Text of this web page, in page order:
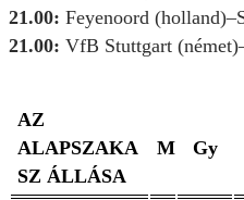
21.00: Feyenoord
21.00: VfB Stuttgart
AZ
ALAPSZAKA
SZ ÁLLÁSA
M Gy